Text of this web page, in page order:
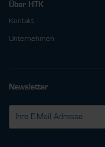
Über HTK
Kontakt
Unternehmen
Newsletter